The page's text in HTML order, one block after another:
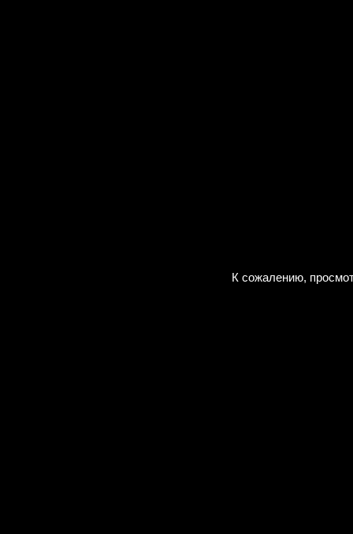
К сожалению,